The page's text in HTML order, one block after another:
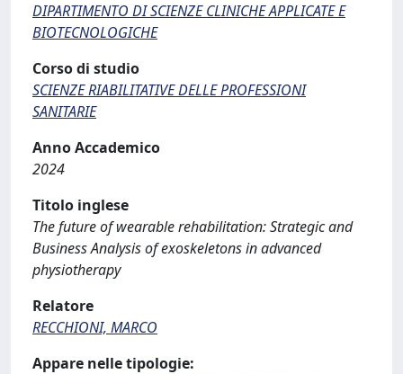
DIPARTIMENTO DI SCIENZE CLINICHE APPLICATE E
BIOTECNOLOGICHE
Corso di studio
SCIENZE RIABILITATIVE DELLE PROFESSIONI
SANITARIE
Anno Accademico
2024
Titolo inglese
The future of wearable rehabilitation: Strategic and
Business Analysis of exoskeletons in advanced
physiotherapy
Relatore
RECCHIONI, MARCO
Appare nelle tipologie: